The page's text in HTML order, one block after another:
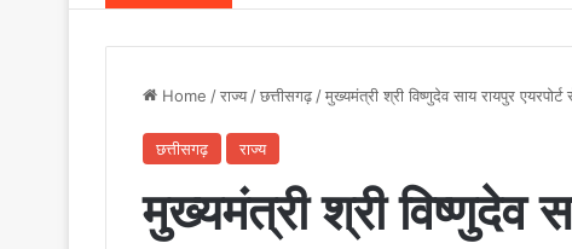
Home /राज्य/छत्तीसगढ़/मुख्यमंत्री श्री विष्णुदेव साय रायपुर
छत्तीसगढ़ राज्य
मुख्यमंत्री श्री विष्णुदेव